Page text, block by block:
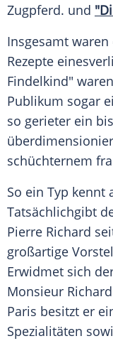
Zugpferd. und
Insgesamt
Rezepte
Findelkind"
Publikum sogar
so gerieter ein
schüchternem
So ein Typ kennt
Tatsächlichgibt
Pierre Richard
großartige
Erwidmet sich
Monsieur
Paris besitzt er
Spezialitäten